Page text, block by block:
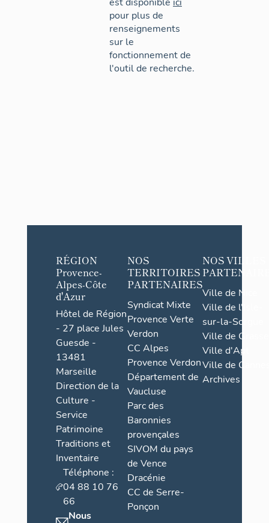
pour plus de
renseignements
sur le
fonctionnement de
l'outil de recherche.
RÉGION
Provence-
Alpes-Côte
d'Azur
Hôtel de Région
- 27 place Jules
Guesde -
13481
Marseille
Direction de la
Culture -
Service
Patrimoine
Traditions et
Inventaire
Téléphone :
04 88 10 76
66
Nous
NOS
TERRITOIRES
PARTENAIRES
Syndicat Mixte
Provence Verte
Verdon
CC Alpes
Provence Verdon
Département de
Vaucluse
Parc des
Baronnies
provençales
SIVOM du pays
de Vence
Dracénie
CC de Serre-
Ponçon
NOS VILLES
Ville de Nice
Ville de l'Isle-
sur-la-Sorgue
Ville de Grasse
Ville d'Apt
Ville de
Archives